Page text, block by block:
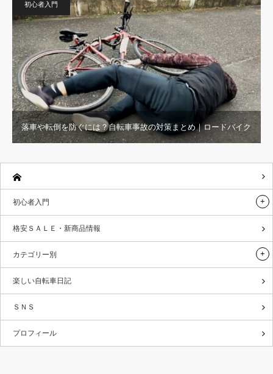
初心者入門
落車や転倒を防ぐには？自転車事故の対策まとめ｜ロードバイク
初心者入門
格安ＳＡＬＥ・新商品情報
カテゴリー別
楽しい自転車日記
ＳＮＳ
プロフィール